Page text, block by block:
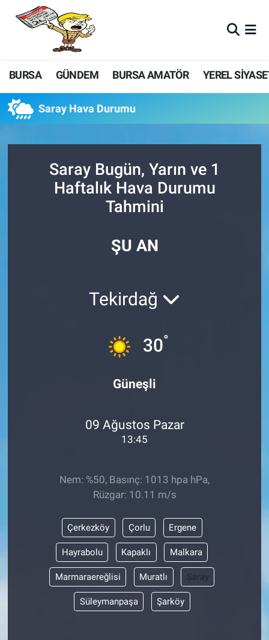
BURSA GÜNDEM BURSA AMATÖR YEREL
Saray Hava Durumu
Saray Bugün, Yarın ve 1
Haftalık Hava Durumu
Tahmini
ŞU AN
Tekirdağ
30°
Güneşli
09 Ağustos Pazar
13:45
Nem: %50, Basınç: 1013 hpa hPa,
Rüzgar: 10.11 m/s
Çerkezköy Çorlu Ergene
Hayrabolu Kapaklı Malkara
Marmaraereğlisi Muratlı Saray
Süleymanpaşa Şarköy